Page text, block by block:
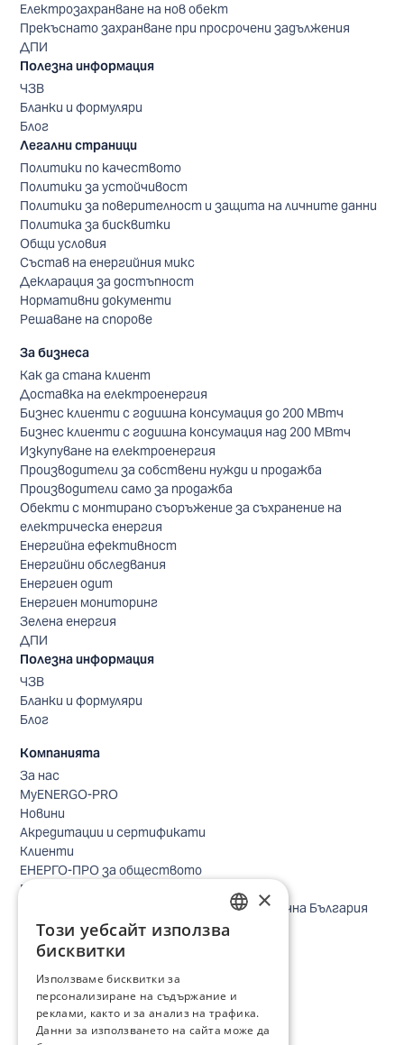
Електрозахранване на нов обект
Прекъснато захранване при просрочени задължения
ДПИ
Полезна информация
ЧЗВ
Бланки и формуляри
Блог
Легални страници
Политики по качеството
Политики за устойчивост
Политики за поверителност и защита на личните данни
Политика за бисквитки
Общи условия
Състав на енергийния микс
Декларация за достъпност
Нормативни документи
Решаване на спорове
За бизнеса
Как да стана клиент
Доставка на електроенергия
Бизнес клиенти с годишна консумация до 200 МВтч
Бизнес клиенти с годишна консумация над 200 МВтч
Изкупуване на електроенергия
Производители за собствени нужди и продажба
Производители само за продажба
Обекти с монтирано съоръжение за съхранение на
електрическа енергия
Енергийна ефективност
Енергийни обследвания
Енергиен одит
Енергиен мониторинг
Зелена енергия
ДПИ
Полезна информация
ЧЗВ
Бланки и формуляри
Блог
Компанията
За нас
MyENERGO-PRO
Новини
Акредитации и сертификати
Клиенти
ЕНЕРГО-ПРО за обществото
Реализирани проекти
Безопасно небе за птиците в Североизточна България
Безопасност
Контакти бизнес клиенти
Локации
Кариери
Процес по подбор
BULGARIAN
×
Този уебсайт използва
бисквитки
Използваме бисквитки за
персонализиране на съдържание и
реклами, както и за анализ на трафика.
Данни за използването на сайта може да